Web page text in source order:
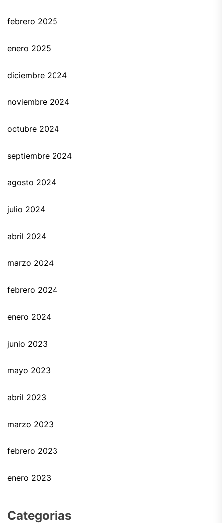
febrero 2025
enero 2025
diciembre 2024
noviembre 2024
octubre 2024
septiembre 2024
agosto 2024
julio 2024
abril 2024
marzo 2024
febrero 2024
enero 2024
junio 2023
mayo 2023
abril 2023
marzo 2023
febrero 2023
enero 2023
Categorias